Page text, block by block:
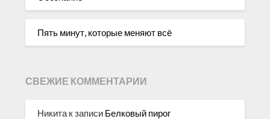
Пять минут, которые меняют всё
СВЕЖИЕ КОММЕНТАРИИ
Никита к записи Белковый пирог